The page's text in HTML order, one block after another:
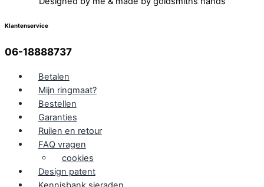
Klantenservice
06-18888737
Betalen
Mijn ringmaat?
Bestellen
Garanties
Ruilen en retour
FAQ vragen
cookies
Design patent
Kennisbank sieraden